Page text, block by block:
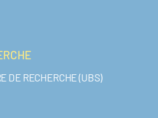
DE RECHERCHE (UBS)